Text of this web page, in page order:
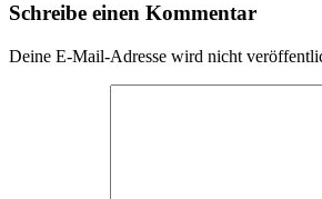
Schreibe einen Kommentar
Deine E-Mail-Adresse wird nicht